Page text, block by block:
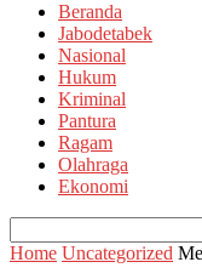
Beranda
Jabodetabek
Nasional
Hukum
Kriminal
Pantura
Ragam
Olahraga
Ekonomi
Home Uncategorized